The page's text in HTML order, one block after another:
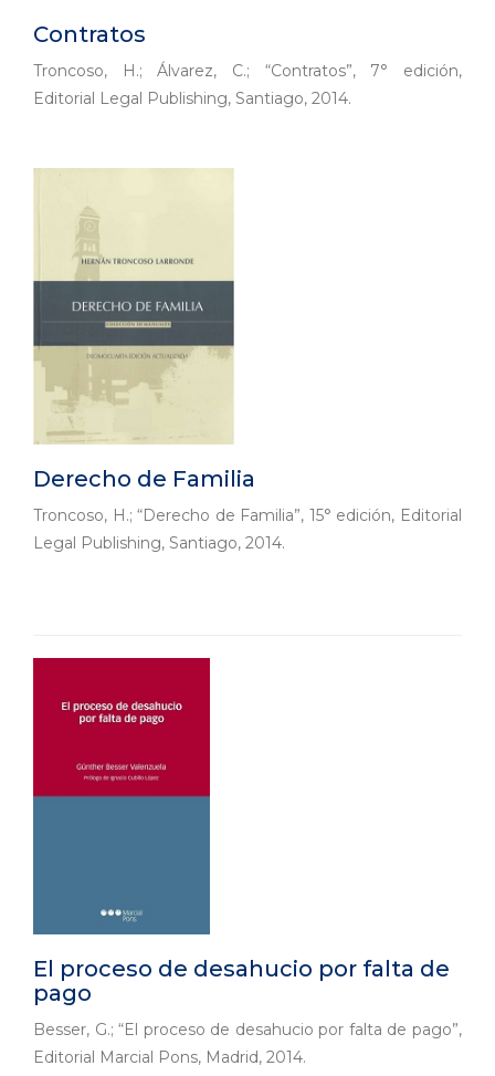
Contratos
Troncoso, H.; Álvarez, C.; “Contratos”, 7° edición,
Editorial Legal Publishing, Santiago, 2014.
Derecho de Familia
Troncoso, H.; “Derecho de Familia”, 15° edición, Editorial
Legal Publishing, Santiago, 2014.
El proceso de desahucio por falta de
pago
Besser, G.; “El proceso de desahucio por falta de pago”,
Editorial Marcial Pons, Madrid, 2014.